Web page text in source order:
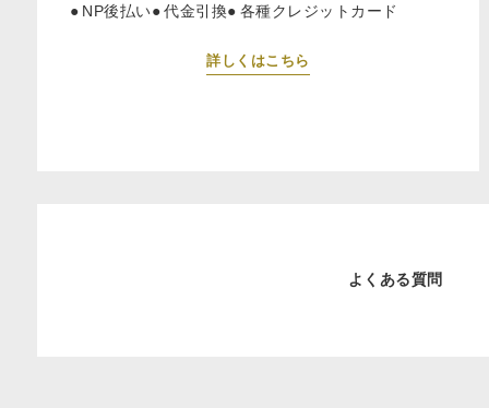
NP後払い
代金引換 各種クレジットカード
詳しくはこちら
よくある質問